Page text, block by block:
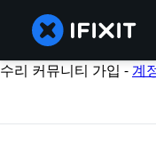
수리 커뮤니티 가입 -계